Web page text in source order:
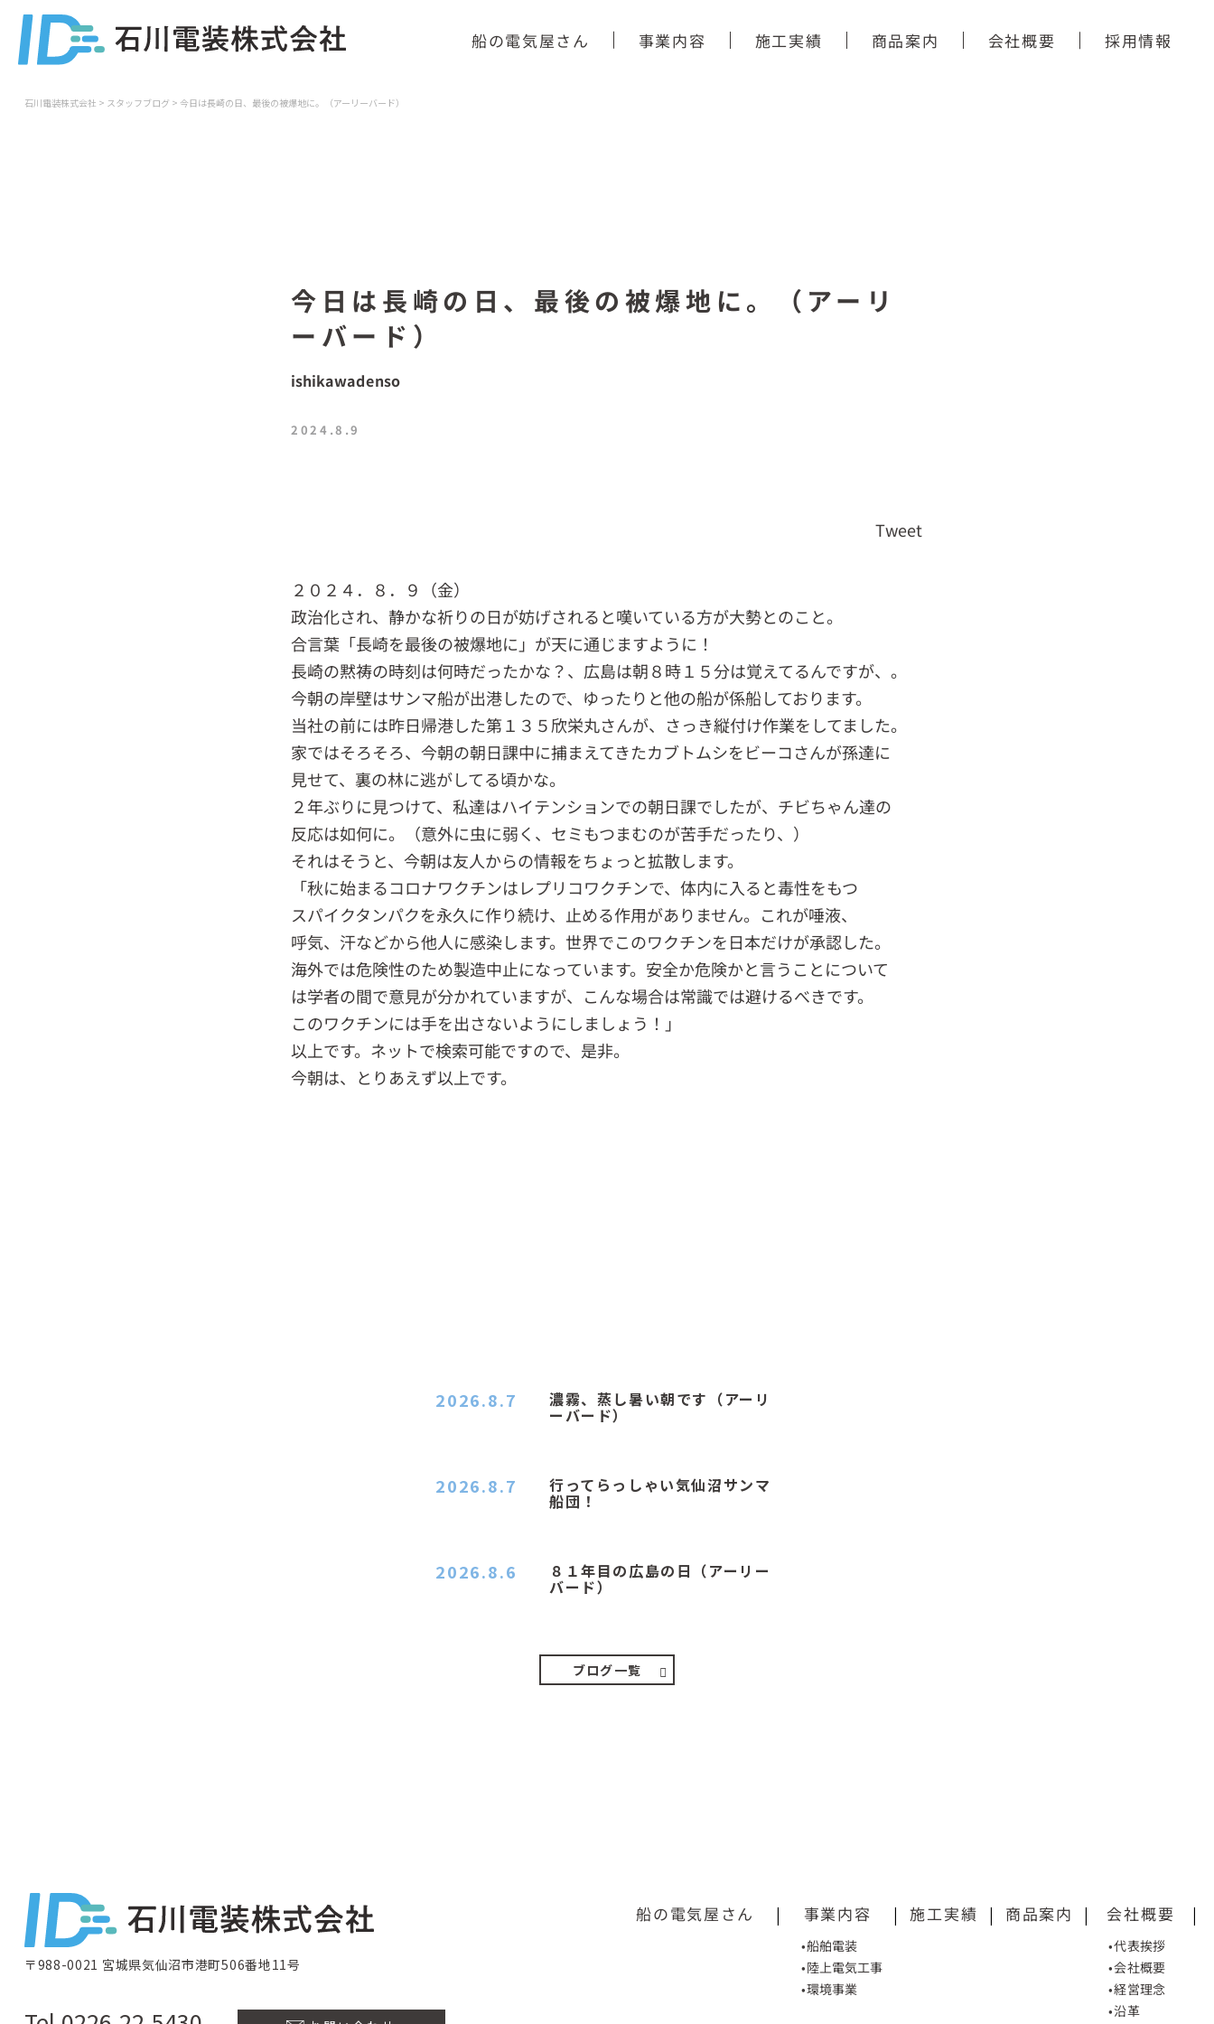
船の電気屋さん 事業内容 施工実績 商品案内 会社概要 採用情報
石川電装株式会社 > スタッフブログ > 今日は長崎の日、最後の被爆地に。（アーリーバード）
今日は長崎の日、最後の被爆地に。（アーリ
ーバード）
ishikawadenso
2024.8.9
Tweet
２０２４．８．９（金）
政治化され、静かな祈りの日が妨げされると嘆いている方が大勢とのこと。
合言葉「長崎を最後の被爆地に」が天に通じますように！
長崎の黙祷の時刻は何時だったかな？、広島は朝８時１５分は覚えてるんですが、。
今朝の岸壁はサンマ船が出港したので、ゆったりと他の船が係船しております。
当社の前には昨日帰港した第１３５欣栄丸さんが、さっき縦付け作業をしてました。
家ではそろそろ、今朝の朝日課中に捕まえてきたカブトムシをビーコさんが孫達に
見せて、裏の林に逃がしてる頃かな。
２年ぶりに見つけて、私達はハイテンションでの朝日課でしたが、チビちゃん達の
反応は如何に。（意外に虫に弱く、セミもつまむのが苦手だったり、）
それはそうと、今朝は友人からの情報をちょっと拡散します。
「秋に始まるコロナワクチンはレプリコワクチンで、体内に入ると毒性をもつ
スパイクタンパクを永久に作り続け、止める作用がありません。これが唾液、
呼気、汗などから他人に感染します。世界でこのワクチンを日本だけが承認した。
海外では危険性のため製造中止になっています。安全か危険かと言うことについて
は学者の間で意見が分かれていますが、こんな場合は常識では避けるべきです。
このワクチンには手を出さないようにしましょう！」
以上です。ネットで検索可能ですので、是非。
今朝は、とりあえず以上です。
濃霧、蒸し暑い朝です（アーリ
ーバード）
2026.8.7
行ってらっしゃい気仙沼サンマ
船団！
2026.8.7
８１年目の広島の日（アーリー
バード）
2026.8.6
ブログ一覧
〒988-0021 宮城県気仙沼市港町506番地11号
船の電気屋さん | 事業内容
•船舶電装
•陸上電気工事
•環境事業
| 施工実績 | 商品案内 | 会社概要
•代表挨拶
•会社概要
•経営理念
•沿革
|